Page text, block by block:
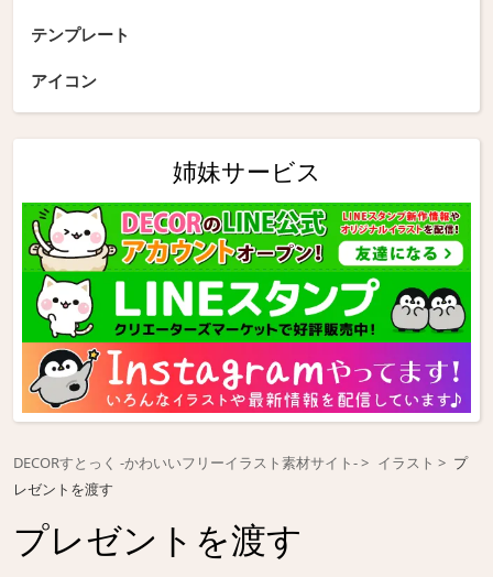
テンプレート
アイコン
姉妹サービス
DECORすとっく -かわいいフリーイラスト素材サイト- イラスト
プ
レゼントを渡す
プレゼントを渡す